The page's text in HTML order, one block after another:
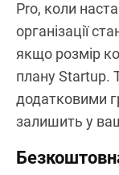
Pro, коли
організації
якщо розмір
плану Startup.
додатковими
залишить у